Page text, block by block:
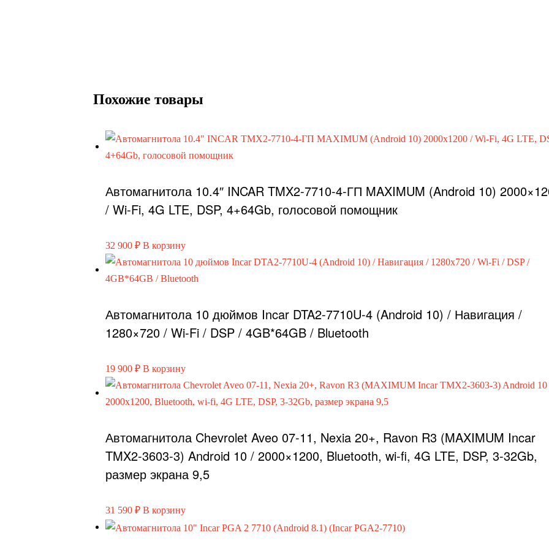
Похожие товары
Автомагнитола 10.4″ INCAR TMX2-7710-4-ГП MAXIMUM (Android 10)
/ Wi-Fi, 4G LTE, DSP, 4+64Gb, голосовой помощник
32 900 ₽ В корзину
Автомагнитола 10 дюймов Incar DTA2-7710U-4 (Android 10) / Навигация /
1280×720 / Wi-Fi / DSP / 4GB*64GB / Bluetooth
19 900 ₽ В корзину
Автомагнитола Chevrolet Aveo 07-11, Nexia 20+, Ravon R3 (MAXIMUM Incar
TMX2-3603-3) Android 10 / 2000×1200, Bluetooth, wi-fi, 4G LTE, DSP, 3-32Gb,
размер экрана 9,5
31 590 ₽ В корзину